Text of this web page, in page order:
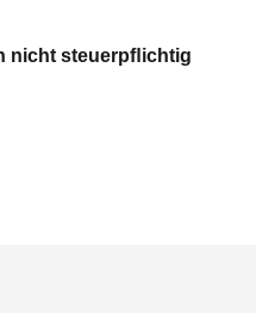
nicht steuerpﬂichtig